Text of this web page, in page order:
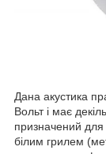
Дана акустика
Вольт і має
призначений
білим грилем